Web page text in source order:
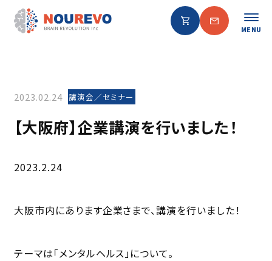
MENU
2023.02.24 講演会／セミナー
【大阪府】企業講演を行いました！
2023.2.24
大阪市内にあります企業さまで、講演を行いました！
テーマは「メンタルヘルス」について。